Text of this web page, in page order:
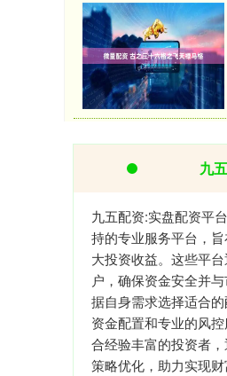
九
九五配资:实盘配资平
持的专业服务平台，
大投资收益。这些平
户，确保资金安全并
据自身需求选择适合
资金配置和专业的风
合经验丰富的投资者
策略优化，助力实现